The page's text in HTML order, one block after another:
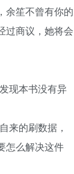
余笙不曾有你的
过商议，她将会
现本书没有异
来的刷数据，
怎么解决这件